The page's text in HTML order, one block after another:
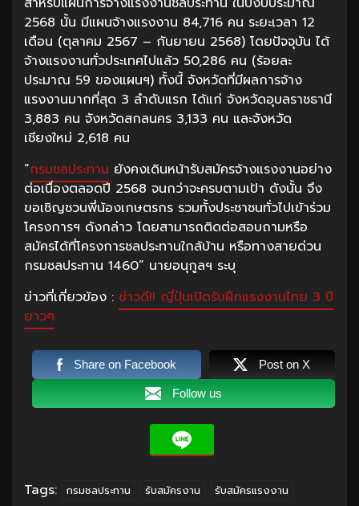
2568 นั้น มีแผนจ้างแรงงาน 84,716 คน ระยะเวลา 12
เดือน (ตุลาคม 2567 – กันยายน 2568) โดยปัจจุบัน ได้
จ้างแรงงานทั่วประเทศไปแล้ว 50,286 คน (ร้อยละ
ประมาณ 59 ของแผนฯ) ทั้งนี้ จังหวัดที่มีผลการจ้าง
แรงงานมากที่สุด 3 ลำดับแรก ได้แก่ จังหวัดอุบลราชธานี
3,883 คน จังหวัดสกลนคร 3,133 คน และจังหวัด
เชียงใหม่ 2,618 คน
“กรมชลประทาน ยังคงเดินหน้ารับสมัครจ้างแรงงานอย่าง
ต่อเนื่องตลอดปี 2568 จนกว่าจะครบตามเป้า ดังนั้น จึง
ขอเชิญชวนพี่น้องเกษตรกร รวมทั้งประชาชนทั่วไปเข้าร่วม
โครงการฯ ดังกล่าว โดยสามารถติดต่อสอบถามหรือ
สมัครได้ที่โครงการชลประทานใกล้บ้าน หรือทางสายด่วน
กรมชลประทาน 1460” นายอนุกูลฯ ระบุ
ข่าวที่เกี่ยวข้อง : ข่าวดี!! ญี่ปุ่นเปิดรับฝึกแรงงานไทย 3 ปี
ยาวๆ
Share on Facebook Post on X
Follow us
Tags: กรมชลประทาน รับสมัครงาน รับสมัครแรงงาน